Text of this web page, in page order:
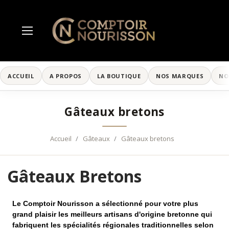
ACCUEIL A PROPOS LA BOUTIQUE NOS MARQUES
Gâteaux bretons
Accueil Gâteaux Gâteaux bretons
Gâteaux Bretons
Le Comptoir Nourisson a sélectionné pour votre plus
grand plaisir les meilleurs artisans d'origine bretonne qui
fabriquent les spécialités régionales traditionnelles selon